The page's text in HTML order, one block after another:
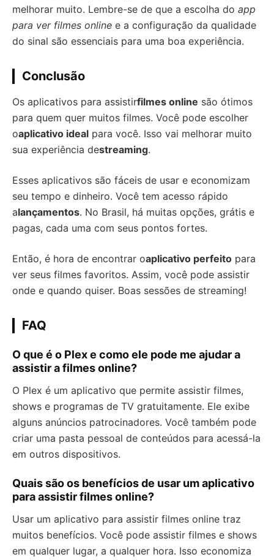
melhorar muito. Lembre-se de que a escolha do app
para ver filmes online e a configuração da qualidade
do sinal são essenciais para uma boa experiência.
Conclusão
Os aplicativos para assistirfilmes online são ótimos
para quem quer muitos filmes. Você pode escolher
oaplicativo ideal para você. Isso vai melhorar muito
sua experiência destreaming.
Esses aplicativos são fáceis de usar e economizam
seu tempo e dinheiro. Você tem acesso rápido
alançamentos. No Brasil, há muitas opções, grátis e
pagas, cada uma com seus pontos fortes.
Então, é hora de encontrar oaplicativo perfeito para
ver seus filmes favoritos. Assim, você pode assistir
onde e quando quiser. Boas sessões de streaming!
FAQ
O que é o Plex e como ele pode me ajudar a
assistir a filmes online?
O Plex é um aplicativo que permite assistir filmes,
shows e programas de TV gratuitamente. Ele exibe
alguns anúncios patrocinadores. Você também pode
criar uma pasta pessoal de conteúdos para acessá-la
em outros dispositivos.
Quais são os benefícios de usar um aplicativo
para assistir filmes online?
Usar um aplicativo para assistir filmes online traz
muitos benefícios. Você pode assistir filmes e shows
em qualquer lugar, a qualquer hora. Isso economiza